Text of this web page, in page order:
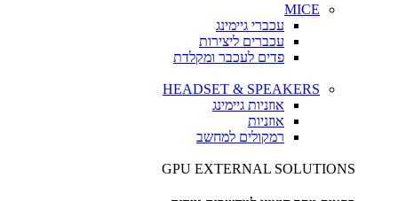
MICE
עכברי גיימינג
עכברים ליצירות
פדים לעכבר ומקלדת
HEADSET & SPEAKERS
אוזניות גיימינג
אוזניות
רמקולים למחשב
GPU EXTERNAL SOLUTIONS